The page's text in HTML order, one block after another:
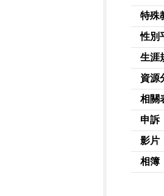
特殊
性別
生涯
資源
相關
申訴
影片
相簿